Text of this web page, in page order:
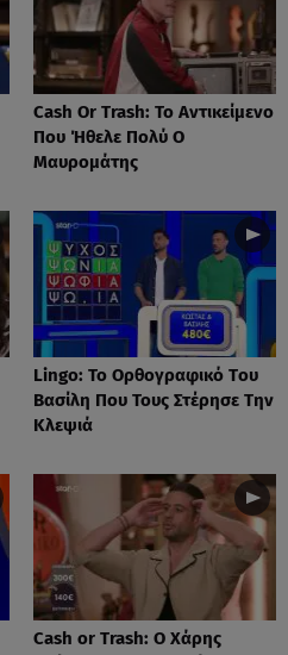
Cash Or Trash: Το Αντικείμενο
Που Ήθελε Πολύ Ο
Μαυρομάτης
Lingo: Το Oρθογραφικό Tου
Βασίλη Που Τους Στέρησε Την
Κλεψιά
Cash or Trash: Ο Χάρης